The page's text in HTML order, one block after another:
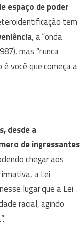
espaço de poder
tem
, a “onda
mas “nunca
é você que começa a
desde a
de ingressantes
chegar aos
a Lei
lugar que a Lei
racial, agindo